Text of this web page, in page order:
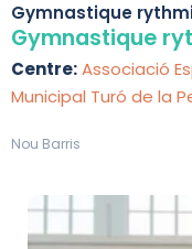
Gymnastique
Turó de la Peira
Gymnastique
Centre:Associació
Municipal Turó de la
Nou Barris